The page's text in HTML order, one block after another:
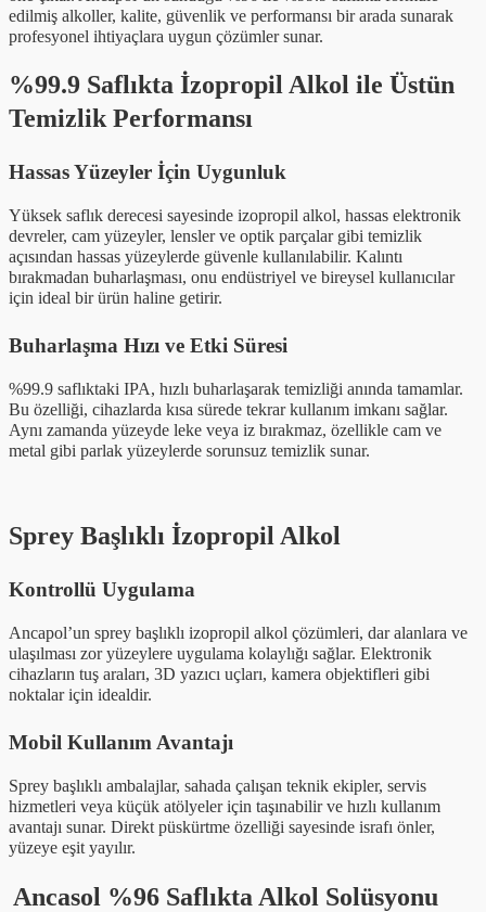
edilmiş alkoller, kalite, güvenlik ve performansı bir arada sunarak
profesyonel ihtiyaçlara uygun çözümler sunar.
%99.9 Saflıkta İzopropil Alkol ile Üstün
Temizlik Performansı
Hassas Yüzeyler İçin Uygunluk
Yüksek saflık derecesi sayesinde izopropil alkol, hassas elektronik
devreler, cam yüzeyler, lensler ve optik parçalar gibi temizlik
açısından hassas yüzeylerde güvenle kullanılabilir. Kalıntı
bırakmadan buharlaşması, onu endüstriyel ve bireysel kullanıcılar
için ideal bir ürün haline getirir.
Buharlaşma Hızı ve Etki Süresi
%99.9 saflıktaki IPA, hızlı buharlaşarak temizliği anında tamamlar.
Bu özelliği, cihazlarda kısa sürede tekrar kullanım imkanı sağlar.
Aynı zamanda yüzeyde leke veya iz bırakmaz, özellikle cam ve
metal gibi parlak yüzeylerde sorunsuz temizlik sunar.
Sprey Başlıklı İzopropil Alkol
Kontrollü Uygulama
Ancapol’un sprey başlıklı izopropil alkol çözümleri, dar alanlara ve
ulaşılması zor yüzeylere uygulama kolaylığı sağlar. Elektronik
cihazların tuş araları, 3D yazıcı uçları, kamera objektifleri gibi
noktalar için idealdir.
Mobil Kullanım Avantajı
Sprey başlıklı ambalajlar, sahada çalışan teknik ekipler, servis
hizmetleri veya küçük atölyeler için taşınabilir ve hızlı kullanım
avantajı sunar. Direkt püskürtme özelliği sayesinde israfı önler,
yüzeye eşit yayılır.
Ancasol %96 Saflıkta Alkol Solüsyonu